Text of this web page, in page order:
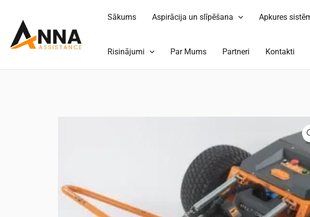
saturu
Sākums Aspirācija un slīpēšana Apkures
Risinājumi Par Mums Partneri Kontakti